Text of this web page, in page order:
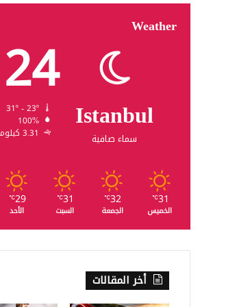
Weather
Istanbul
سماء صافية
24
100%
3.31 كيلومتر/ساعة
31
℃
الخميس
32
℃
الجمعة
31
℃
السبت
29
℃
الأحد
أخر المقالات